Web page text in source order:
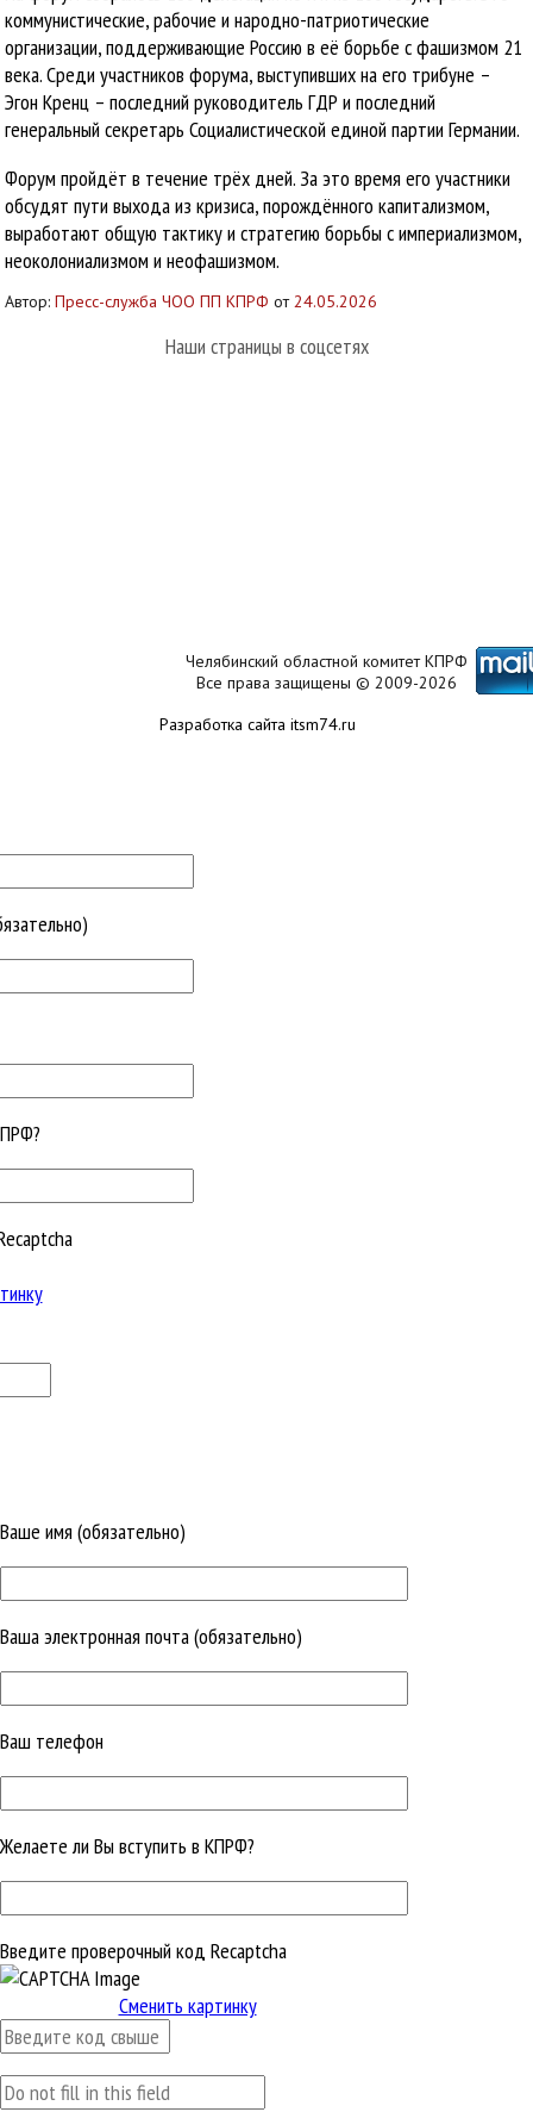
коммунистические, рабочие и народно-патриотические
организации, поддерживающие Россию в её борьбе с фашизмом 21
века. Среди участников форума, выступивших на его трибуне –
Эгон Кренц – последний руководитель ГДР и последний
генеральный секретарь Социалистической единой партии Германии.
Форум пройдёт в течение трёх дней. За это время его участники
обсудят пути выхода из кризиса, порождённого капитализмом,
выработают общую тактику и стратегию борьбы с империализмом,
неоколониализмом и неофашизмом.
Автор:Пресс-служба ЧОО ПП КПРФ от24.05.2026
Наши страницы в соцсетях
Челябинский областной комитет КПРФ
Все права защищены © 2009-2026
Разработка сайта itsm74.ru
Ваше имя (обязательно)
Ваша электронная почта (обязательно)
Ваш телефон
Желаете ли Вы вступить в КПРФ?
Введите проверочный код Recaptcha
Сменить картинку